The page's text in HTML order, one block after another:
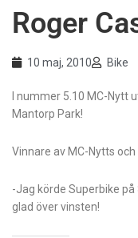
Roger
10 maj, 2010 Bike
I nummer 5.10 MC-Nytt
Mantorp Park!
Vinnare av MC-Nytts
-Jag körde Superbike
glad över vinsten!